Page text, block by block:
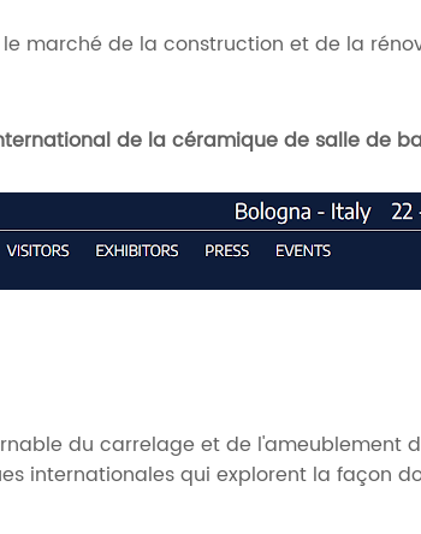
marché de la construction et de la
de la céramique de salle de
du carrelage et de l'ameublement
internationales qui explorent la façon